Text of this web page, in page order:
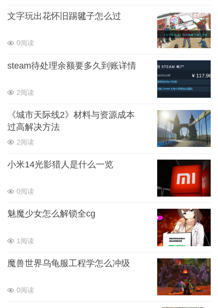
文字玩出花怀旧踢毽子怎么过
0阅读
steam待处理余额要多久到账详情
2阅读
《城市天际线2》材料与资源成本
过高解决方法
2阅读
小米14光影猎人是什么一览
0阅读
魅魔少女怎么解锁全cg
1阅读
魔兽世界乌龟服工程学怎么冲级
0阅读